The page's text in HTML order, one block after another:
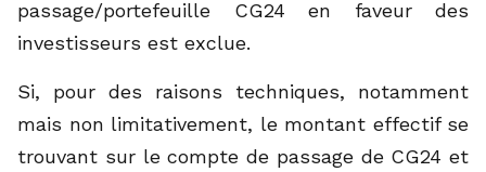
passage/portefeuille CG24 en faveur des
investisseurs est exclue.
Si, pour des raisons techniques, notamment
mais non limitativement, le montant effectif se
trouvant sur le compte de passage de CG24 et